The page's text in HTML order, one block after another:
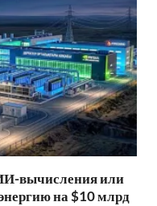
вычисления или
на $10 млрд